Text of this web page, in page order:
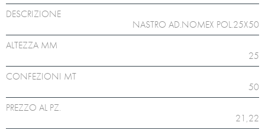
DESCRIZIONE
NASTRO AD.NOMEX POL.25X50
ALTEZZA MM
25
CONFEZIONI MT
50
PREZZO AL PZ.
21,22